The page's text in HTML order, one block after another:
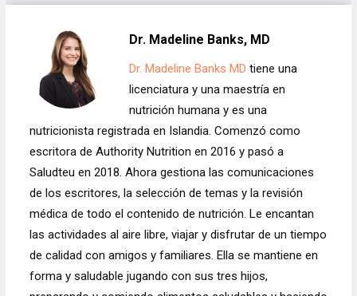
Dr. Madeline Banks, MD
Dr. Madeline Banks MD tiene una
licenciatura y una maestría en
nutrición humana y es una
nutricionista registrada en Islandia. Comenzó como
escritora de Authority Nutrition en 2016 y pasó a
Saludteu en 2018. Ahora gestiona las comunicaciones
de los escritores, la selección de temas y la revisión
médica de todo el contenido de nutrición. Le encantan
las actividades al aire libre, viajar y disfrutar de un tiempo
de calidad con amigos y familiares. Ella se mantiene en
forma y saludable jugando con sus tres hijos,